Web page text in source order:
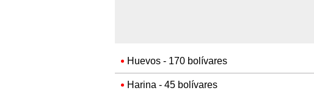
Huevos - 170 bolívares
Harina - 45 bolívares